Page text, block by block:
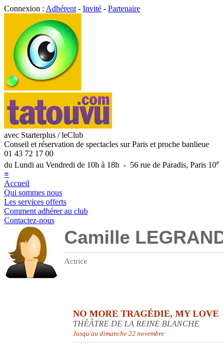
Connexion : Adhérent - Invité - Partenaire
avec Starterplus / leClub
Conseil et réservation de spectacles sur Paris et proche banlieue
01 43 72 17 00
du Lundi au Vendredi de 10h à 18h - 56 rue de Paradis, Paris 10e
≡
Accueil
Qui sommes nous
Les services offerts
Comment adhérer au club
Contactez-nous
Camille
Actrice
NO MORE TRAGÉDIE, MY LOVE
THÉÂTRE DE LA REINE BLANCHE
Jusqu'au dimanche 22 novembre